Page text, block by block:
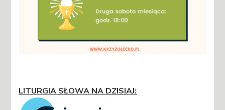
LITURGIA SŁOWA NA DZISIAJ: